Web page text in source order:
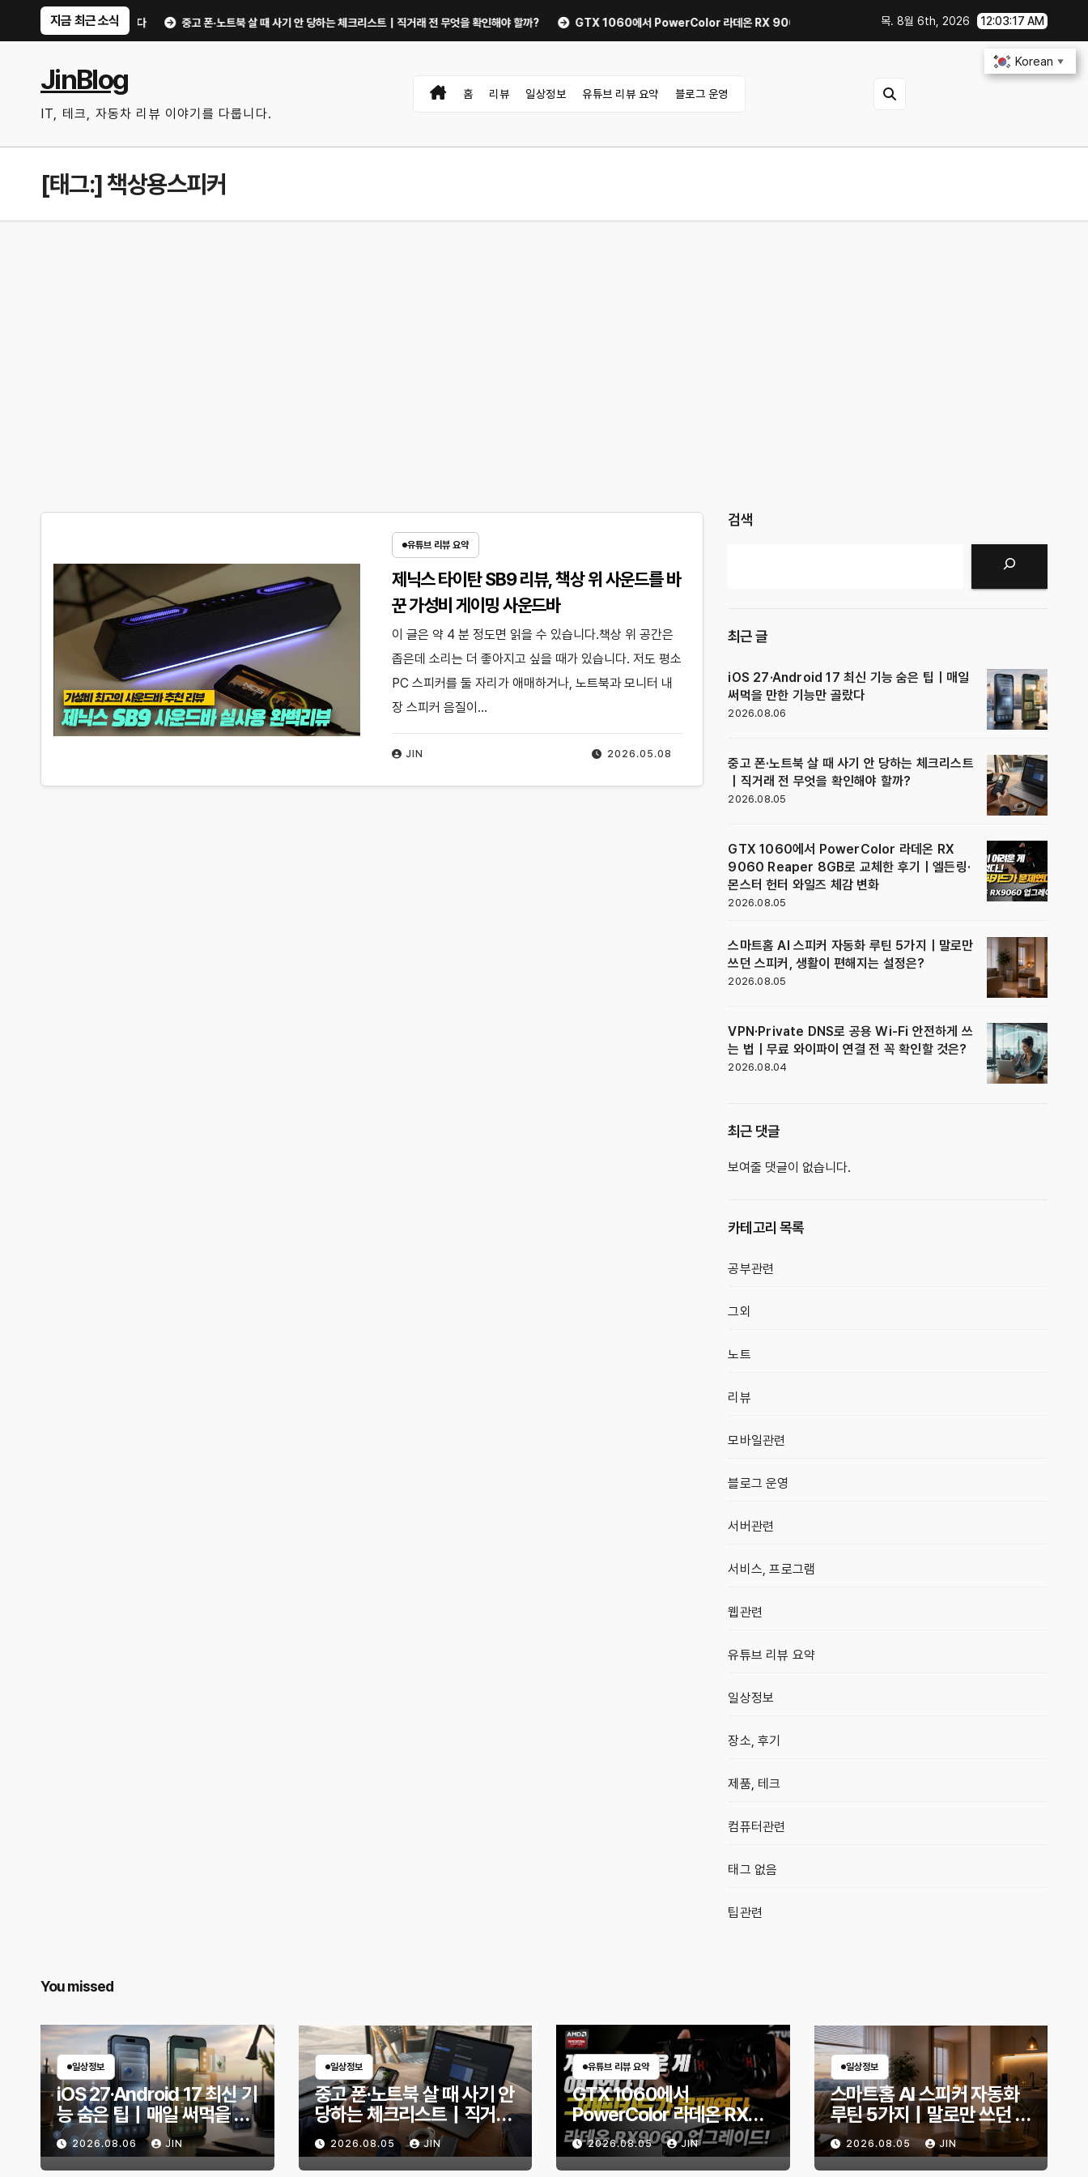
지금 최근 소식
만한 기능만 골랐다 중고 폰·노트북 살 때 사기 안 당하는 체크리스트｜직거래 전 무엇을 확인해야 할까? GTX 1060에서 PowerColor 라데온 RX 9060 Reaper 8GB로 교체한 후기｜엘든링·몬스터 헌터 와일즈 체감 변화
목. 8월 6th, 2026 12:03:17 AM
JinBlog
IT, 테크, 자동차 리뷰 이야기를 다룹니다.
홈 리뷰 일상정보 유튜브 리뷰 요약 블로그 운영
[태그:]책상용스피커
유튜브 리뷰 요약
제닉스 타이탄 SB9 리뷰, 책상 위 사운드를 바
꾼 가성비 게이밍 사운드바
2026.05.08
JIN
이 글은 약 4 분 정도면 읽을 수 있습니다.책상 위 공간은
좁은데 소리는 더 좋아지고 싶을 때가 있습니다. 저도 평소
PC 스피커를 둘 자리가 애매하거나, 노트북과 모니터 내
장 스피커 음질이…
검색
최근 글
iOS 27·Android 17 최신 기능 숨은 팁｜매일
써먹을 만한 기능만 골랐다
2026.08.06
중고 폰·노트북 살 때 사기 안 당하는 체크리스트
｜직거래 전 무엇을 확인해야 할까?
2026.08.05
GTX 1060에서 PowerColor 라데온 RX
9060 Reaper 8GB로 교체한 후기｜엘든링·
몬스터 헌터 와일즈 체감 변화
2026.08.05
스마트홈 AI 스피커 자동화 루틴 5가지｜말로만
쓰던 스피커, 생활이 편해지는 설정은?
2026.08.05
VPN·Private DNS로 공용 Wi-Fi 안전하게 쓰
는 법｜무료 와이파이 연결 전 꼭 확인할 것은?
2026.08.04
최근 댓글
보여줄 댓글이 없습니다.
카테고리 목록
공부관련
그외
노트
리뷰
모바일관련
블로그 운영
서버관련
서비스, 프로그램
웹관련
유튜브 리뷰 요약
일상정보
장소, 후기
제품, 테크
컴퓨터관련
태그 없음
팁관련
You missed
일상정보
iOS 27·Android 17 최신 기
능 숨은 팁｜매일 써먹을 만
한 기능만 골랐다
2026.08.06 JIN
일상정보
중고 폰·노트북 살 때 사기 안
당하는 체크리스트｜직거래
전 무엇을 확인해야 할까?
2026.08.05 JIN
유튜브 리뷰 요약
GTX 1060에서
PowerColor 라데온 RX
9060 Reaper 8GB로 교
체한 후기｜엘든링·몬스터
2026.08.05 JIN
일상정보
스마트홈 AI 스피커 자동화
루틴 5가지｜말로만 쓰던 스
피커, 생활이 편해지는 설정
은?2026.08.05 JIN
Korean ▼